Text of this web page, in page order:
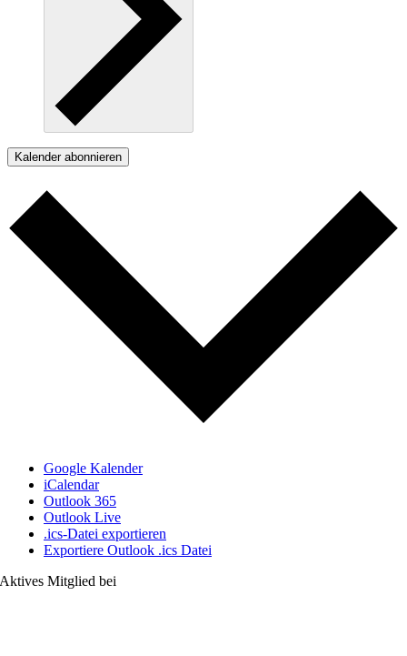
Kalender abonnieren
Google Kalender
iCalendar
Outlook 365
Outlook Live
.ics-Datei exportieren
Exportiere Outlook .ics Datei
Aktives Mitglied bei